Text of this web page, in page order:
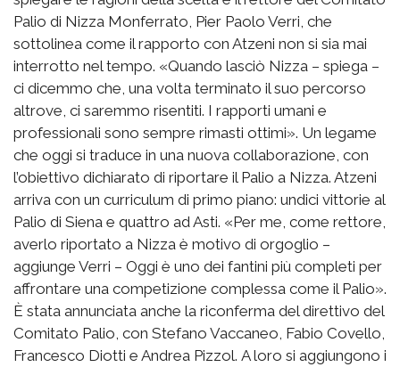
Palio di Nizza Monferrato, Pier Paolo Verri, che
sottolinea come il rapporto con Atzeni non si sia mai
interrotto nel tempo. «Quando lasciò Nizza – spiega –
ci dicemmo che, una volta terminato il suo percorso
altrove, ci saremmo risentiti. I rapporti umani e
professionali sono sempre rimasti ottimi». Un legame
che oggi si traduce in una nuova collaborazione, con
l’obiettivo dichiarato di riportare il Palio a Nizza. Atzeni
arriva con un curriculum di primo piano: undici vittorie al
Palio di Siena e quattro ad Asti. «Per me, come rettore,
averlo riportato a Nizza è motivo di orgoglio –
aggiunge Verri – Oggi è uno dei fantini più completi per
affrontare una competizione complessa come il Palio».
È stata annunciata anche la riconferma del direttivo del
Comitato Palio, con Stefano Vaccaneo, Fabio Covello,
Francesco Diotti e Andrea Pizzol. A loro si aggiungono i